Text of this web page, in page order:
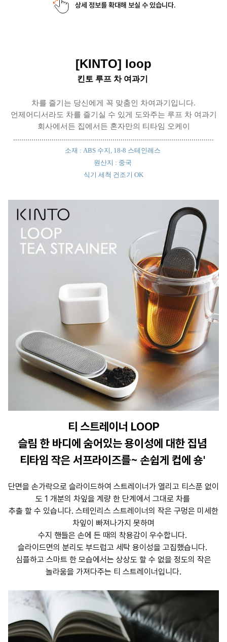
상세 정보를 확대해 보실 수 있습니다.
[KINTO] loop
킨토 루프 차 여과기
차를 즐기는 당신에게 꼭 맞춤인 차여과기입니다.
언제어디서라도 차를 즐기실 수 있게 도와주는 루프 차 여과기
회사에서든 집에서든 혼자만의 티타임 오케이
...................................................................................................
소재 : ABS 수지, 18-8 스테인레스
원산지 : 중국
식기 세척 건조기 OK
티 스트레이너 LOOP
슬림 한 바디에 숨어있는 용이성에 대한 집념
티타임 작은 서프라이즈를~ 손쉽게 컵에 숑'
단면을 손가락으로 슬라이드하여 스트레이너가 열리고 티스푼 없이
도 1 개분의 차잎을 계량 한 단계에서 그대로 차를
추출 할 수 있습니다. 스테인리스 스트레이너의 작은 구멍은 미세한
차잎이 빠져나가지 못하며
수지 핸들은 손에 든 때의 착용감이 우수합니다.
슬라이드면의 분리도 부드럽고 세탁 용이성을 고집했습니다.
심플하고 스마트 한 모습에서는 상상도 할 수 없을 정도의 작은
놀라움을 가져다주는 티 스트레이너입니다.